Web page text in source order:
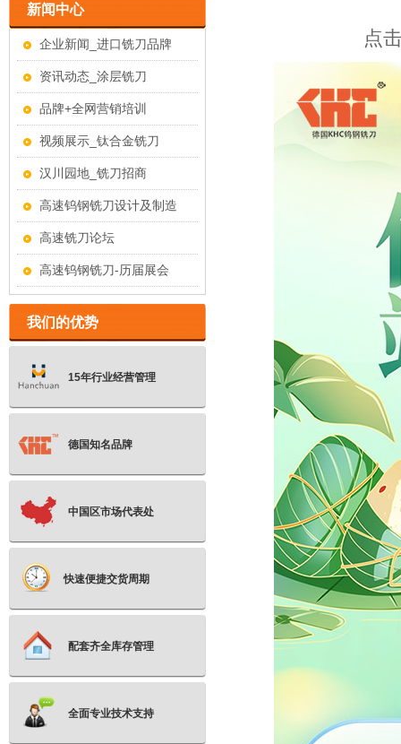
点
新闻中心
企业新闻_进口铣刀品牌
资讯动态_涂层铣刀
品牌+全网营销培训
视频展示_钛合金铣刀
汉川园地_铣刀招商
高速钨钢铣刀设计及制造
高速铣刀论坛
高速钨钢铣刀-历届展会
我们的优势
15年行业经营管理
德国知名品牌
中国区市场代表处
快速便捷交货周期
配套齐全库存管理
全面专业技术支持